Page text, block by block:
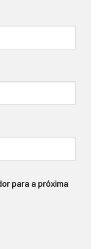
para a próxima